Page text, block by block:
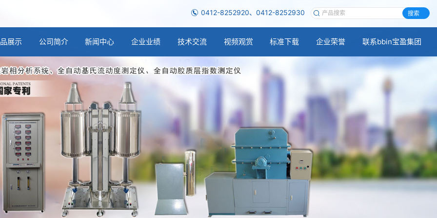
0412-8252920、0412-8252930 搜索
展示 公司简介 新闻中心 企业业绩 技术交流 视频观赏 标准下载 企业荣誉 联系bbin宝盈集团